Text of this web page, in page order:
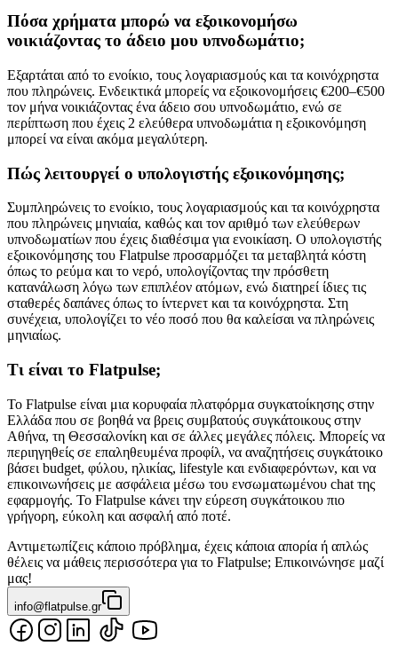
Πόσα χρήματα μπορώ να εξοικονομήσω
νοικιάζοντας το άδειο μου υπνοδωμάτιο;
Εξαρτάται από το ενοίκιο, τους λογαριασμούς και τα κοινόχρηστα
που πληρώνεις. Ενδεικτικά μπορείς να εξοικονομήσεις €200–€500
τον μήνα νοικιάζοντας ένα άδειο σου υπνοδωμάτιο, ενώ σε
περίπτωση που έχεις 2 ελεύθερα υπνοδωμάτια η εξοικονόμηση
μπορεί να είναι ακόμα μεγαλύτερη.
Πώς λειτουργεί ο υπολογιστής εξοικονόμησης;
Συμπληρώνεις το ενοίκιο, τους λογαριασμούς και τα κοινόχρηστα
που πληρώνεις μηνιαία, καθώς και τον αριθμό των ελεύθερων
υπνοδωματίων που έχεις διαθέσιμα για ενοικίαση. Ο υπολογιστής
εξοικονόμησης του Flatpulse προσαρμόζει τα μεταβλητά κόστη
όπως το ρεύμα και το νερό, υπολογίζοντας την πρόσθετη
κατανάλωση λόγω των επιπλέον ατόμων, ενώ διατηρεί ίδιες τις
σταθερές δαπάνες όπως το ίντερνετ και τα κοινόχρηστα. Στη
συνέχεια, υπολογίζει το νέο ποσό που θα καλείσαι να πληρώνεις
μηνιαίως.
Τι είναι το Flatpulse;
Το Flatpulse είναι μια κορυφαία πλατφόρμα συγκατοίκησης στην
Ελλάδα που σε βοηθά να βρεις συμβατούς συγκάτοικους στην
Αθήνα, τη Θεσσαλονίκη και σε άλλες μεγάλες πόλεις. Μπορείς να
περιηγηθείς σε επαληθευμένα προφίλ, να αναζητήσεις συγκάτοικο
βάσει budget, φύλου, ηλικίας, lifestyle και ενδιαφερόντων, και να
επικοινωνήσεις με ασφάλεια μέσω του ενσωματωμένου chat της
εφαρμογής. Το Flatpulse κάνει την εύρεση συγκάτοικου πιο
γρήγορη, εύκολη και ασφαλή από ποτέ.
Αντιμετωπίζεις κάποιο πρόβλημα, έχεις κάποια απορία ή απλώς
θέλεις να μάθεις περισσότερα για το Flatpulse; Επικοινώνησε μαζί
μας!
info@flatpulse.gr